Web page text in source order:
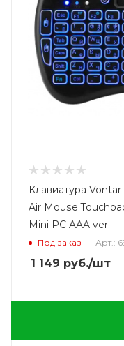
Клавиатура
Air Mouse
Mini PC AAA ver.
Под заказ Арт.:
1 149 руб./шт